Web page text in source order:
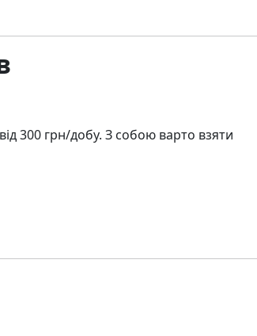
300 грн/добу. З собою варто взяти